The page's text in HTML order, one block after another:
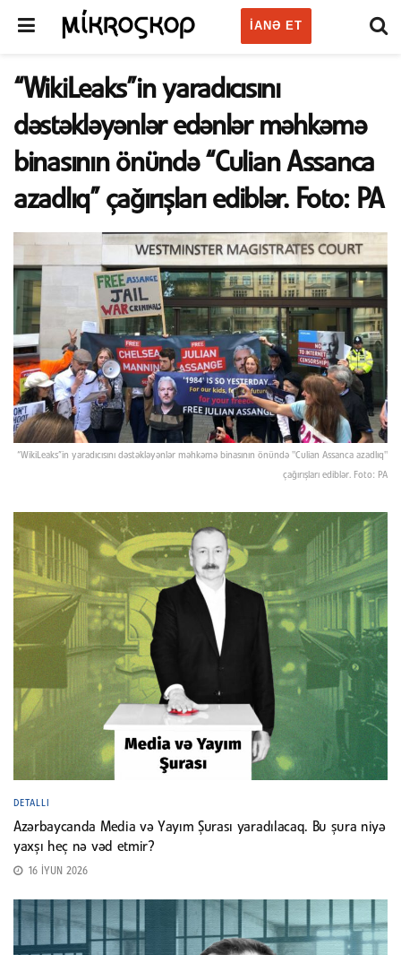
IANƏ ET
“WikiLeaks”in yaradıcısını
dəstəkləyənlər edənlər məhkəmə
binasının önündə “Culian Assanca
azadlıq” çağırışları ediblər. Foto: PA
“WikiLeaks”in yaradıcısını dəstəkləyənlər məhkəmə binasının önündə "Culian Assanca azadlıq"
çağırışları ediblər. Foto: PA
DETALLI
Azərbaycanda Media və Yayım Şurası yaradılacaq. Bu şura niyə
yaxşı heç nə vəd etmir?
16 İYUN 2026